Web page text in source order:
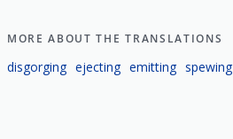
MORE ABOUT THE TRANSLATIONS
disgorging ejecting emitting spewing